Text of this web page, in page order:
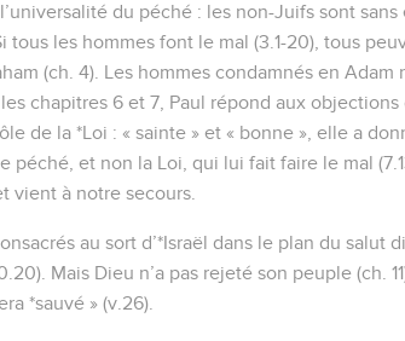
du péché : les non-Juifs sont sans
tous les hommes font le mal (3.1-20), tous
(ch. 4). Les hommes condamnés en
chapitres 6 et 7, Paul répond aux objections
de la *Loi : « sainte » et « bonne », elle a
péché, et non la Loi, qui lui fait faire le mal
vient à notre secours.
au sort d’*Israël dans le plan du
Mais Dieu n’a pas rejeté son peuple (ch.
*sauvé » (v.26).